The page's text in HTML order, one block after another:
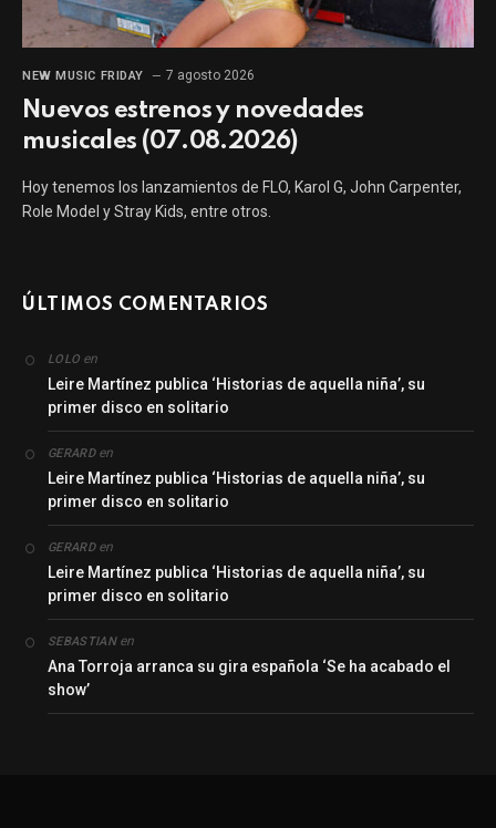
NEW MUSIC FRIDAY 7 agosto 2026
Nuevos estrenos y novedades
musicales (07.08.2026)
Hoy tenemos los lanzamientos de FLO, Karol G, John Carpenter,
Role Model y Stray Kids, entre otros.
ÚLTIMOS COMENTARIOS
LOLO en
Leire Martínez publica ‘Historias de aquella niña’, su
primer disco en solitario
GERARDen
Leire Martínez publica ‘Historias de aquella niña’, su
primer disco en solitario
GERARDen
Leire Martínez publica ‘Historias de aquella niña’, su
primer disco en solitario
SEBASTIANen
Ana Torroja arranca su gira española ‘Se ha acabado el
show’